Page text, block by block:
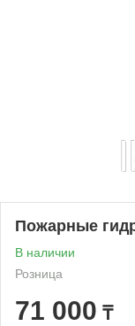
Пожарные
В наличии
Розница
71 000 ₸